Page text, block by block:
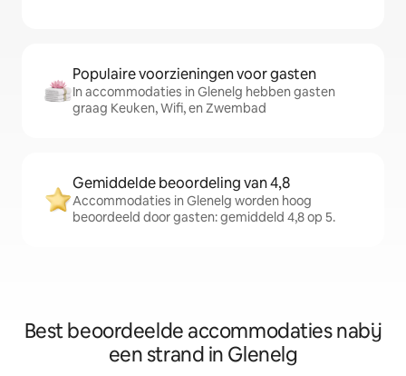
Populaire voorzieningen voor gasten
In accommodaties in Glenelg hebben gasten
graag Keuken, Wifi, en Zwembad
Gemiddelde beoordeling van 4,8
Accommodaties in Glenelg worden hoog
beoordeeld door gasten: gemiddeld 4,8 op 5.
Best beoordeelde accommodaties nabij
een strand in Glenelg